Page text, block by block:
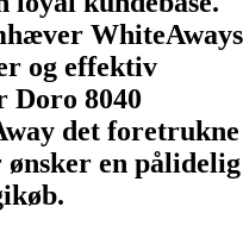
WhiteAways
og effektiv
Doro 8040
det foretrukne
en pålidelig